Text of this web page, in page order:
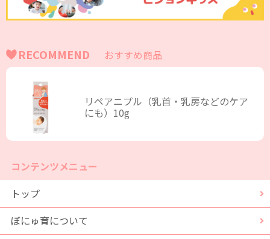
RECOMMEND おすすめ商品
リペアニプル（乳首・乳房などのケア
にも）10g
コンテンツメニュー
トップ
ぼにゅ育について